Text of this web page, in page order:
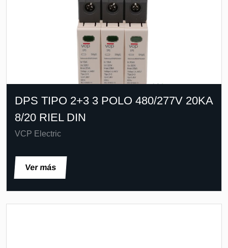
DPS TIPO 2+3 3 POLO 480/277V 20KA
8/20 RIEL DIN
VCP Electric
Ver más